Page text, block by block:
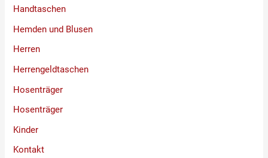
Handtaschen
Hemden und Blusen
Herren
Herrengeldtaschen
Hosenträger
Hosenträger
Kinder
Kontakt